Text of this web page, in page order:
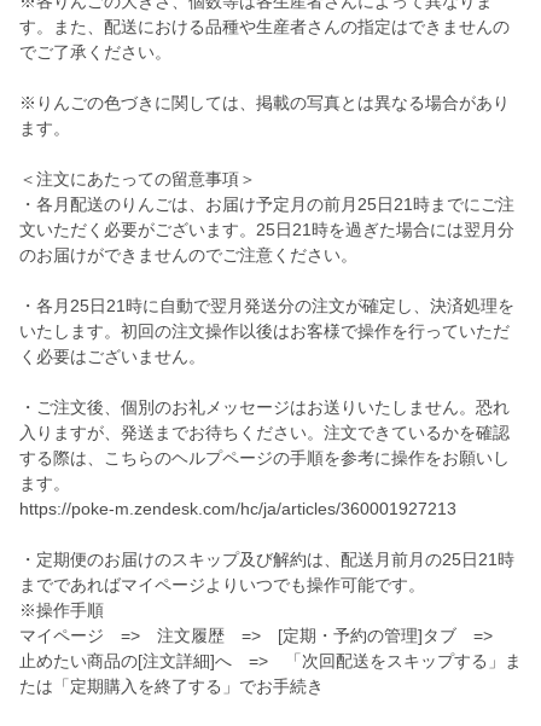
す。また、配送における品種や生産者さんの指定はできませんの
でご了承ください。
※りんごの色づきに関しては、掲載の写真とは異なる場合があり
ます。
＜注文にあたっての留意事項＞
・各月配送のりんごは、お届け予定月の前月25日21時までにご注
文いただく必要がございます。25日21時を過ぎた場合には翌月分
のお届けができませんのでご注意ください。
・各月25日21時に自動で翌月発送分の注文が確定し、決済処理を
いたします。初回の注文操作以後はお客様で操作を行っていただ
く必要はございません。
・ご注文後、個別のお礼メッセージはお送りいたしません。恐れ
入りますが、発送までお待ちください。注文できているかを確認
する際は、こちらのヘルプページの手順を参考に操作をお願いし
ます。
https://poke-m.zendesk.com/hc/ja/articles/360001927213
・定期便のお届けのスキップ及び解約は、配送月前月の25日21時
までであればマイページよりいつでも操作可能です。
※操作手順
マイページ => 注文履歴 => [定期・予約の管理]タブ =>
止めたい商品の[注文詳細]へ => 「次回配送をスキップする」ま
たは「定期購入を終了する」でお手続き